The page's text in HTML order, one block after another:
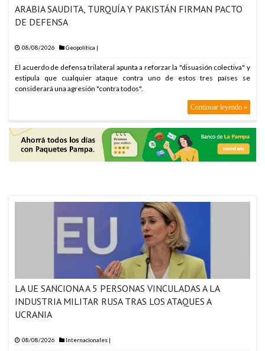
ARABIA SAUDITA, TU
ARABIA SAUDITA, TU
ARABIA SAUDITA, TU
ARABIA SAUDITA, TU
ARABIA SAUDITA, TU
ARABIA SAUDITA, TU
ARABIA SAUDITA, TU
ARABIA SAUDITA, TU
ARABIA SAUDITA, TU
ARABIA SAUDITA, TU
ARABIA SAUDITA, TURQUÍA Y PAKISTÁN FIRMAN PACTO
DE DEFENSA
08/08/2026 Geopolítica |
El acuerdo de defensa trilateral apunta a reforzar la "disuasión colectiva" y
estipula que cualquier ataque contra uno de estos tres países se
considerará una agresión "contra todos".
Continuar leyendo »
LA UE SANCIONA A 5 PERSONAS VINCULADAS A LA
INDUSTRIA MILITAR RUSA TRAS LOS ATAQUES A
UCRANIA
08/08/2026 Internacionales |